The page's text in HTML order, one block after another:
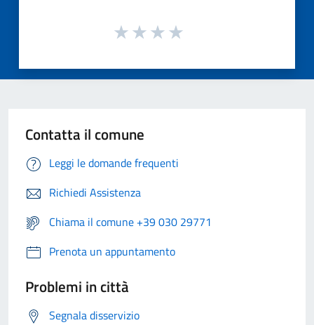
Contatta il comune
Leggi le domande frequenti
Richiedi Assistenza
Chiama il comune +39 030 29771
Prenota un appuntamento
Problemi in città
Segnala disservizio